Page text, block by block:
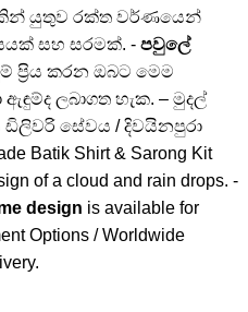
යුතුව රක්ත වර්ණයෙන්
සහ සරමක්. - පවුලේ
ප්‍රිය කරන ඔබට මෙම
ලබාගත හැක. – මුදල්
සේවය / දිවයිනපුරා
Batik Shirt & Sarong Kit
of a cloud and rain drops. -
design is available for
Options / Worldwide